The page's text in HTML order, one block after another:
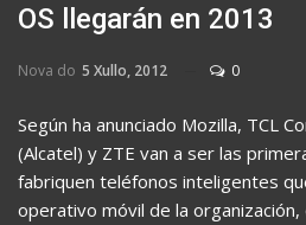
OS llegarán en 2013
Nova do 5 Xullo, 2012 0
Según ha anunciado Mozilla, TCL
(Alcatel) y ZTE van a ser las
fabriquen teléfonos inteligentes
operativo móvil de la